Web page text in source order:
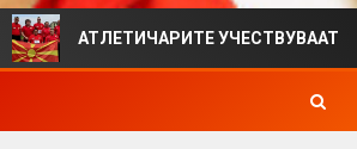
АТЛЕТИЧАРИТЕ УЧЕСТВУВААТ НА